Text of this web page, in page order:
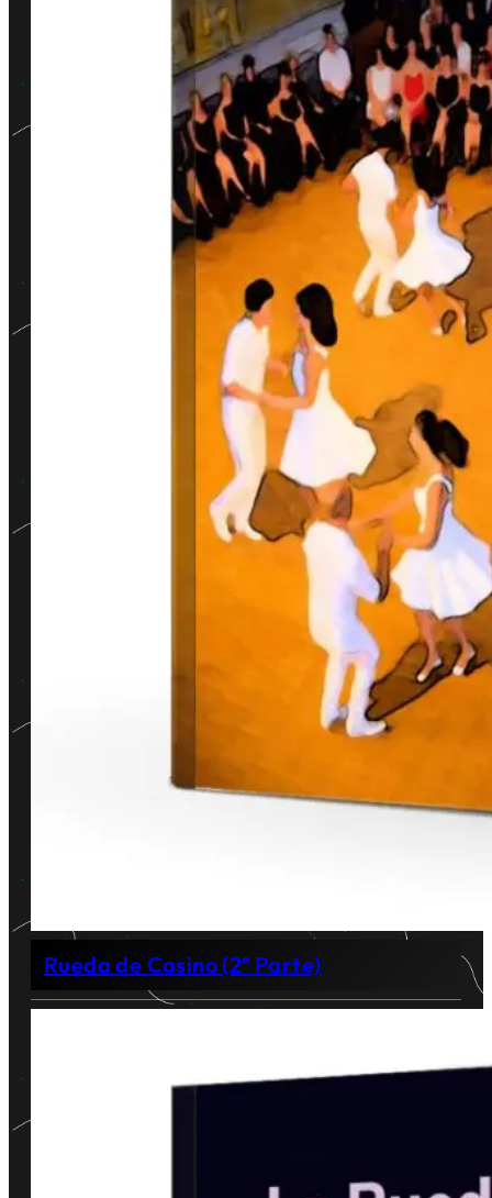
Rueda de Casino (2ª Parte)